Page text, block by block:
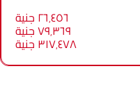
٢٦٬٤٥٦ جنية
٧٩٬٣٦٩ جنية
٣١٧٬٤٧٨ جنية